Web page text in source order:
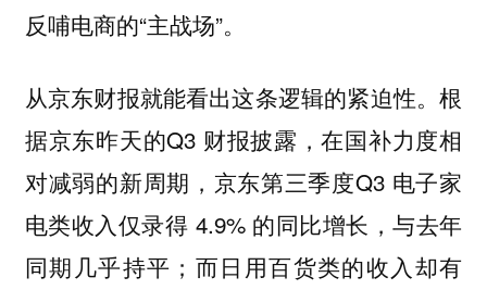
反哺电商的“主战场”。
从京东财报就能看出这条逻辑的紧迫性。根
据京东昨天的Q3 财报披露，在国补力度相
对减弱的新周期，京东第三季度Q3 电子家
电类收入仅录得 4.9% 的同比增长，与去年
同期几乎持平；而日用百货类的收入却有